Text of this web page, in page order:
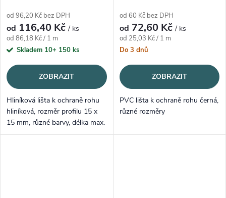
od 96,20 Kč bez DPH
od 116,40 Kč/ ks
Měrná cena:
od 86,18 Kč / 1 m
Skladem 10+ 150 ks
ZOBRAZIT
Hliníková lišta k ochraně rohu
hliníková, rozměr profilu 15 x
15 mm, různé barvy, délka max.
2,7 m
od 60 Kč bez DPH
od 72,60 Kč/ ks
Měrná cena:
od 25,03 Kč / 1 m
Do 3 dnů
ZOBRAZIT
PVC lišta k ochraně rohu černá,
různé rozměry